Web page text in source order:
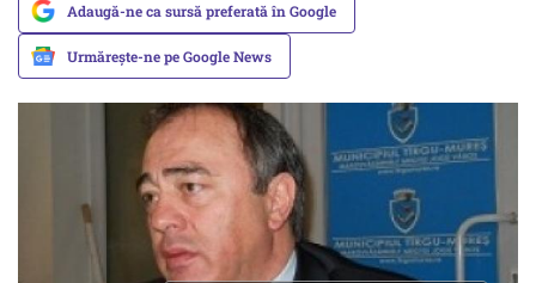
Adaugă-ne ca sursă preferată în Google
Urmărește-ne pe Google News